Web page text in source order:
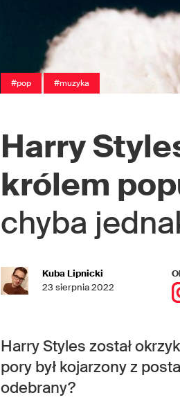
#pop #muzyka
Harry
królem
chyba
Kuba Lipnicki
23 sierpnia 2022
Harry Styles został
pory był kojarzony z
odebrany?